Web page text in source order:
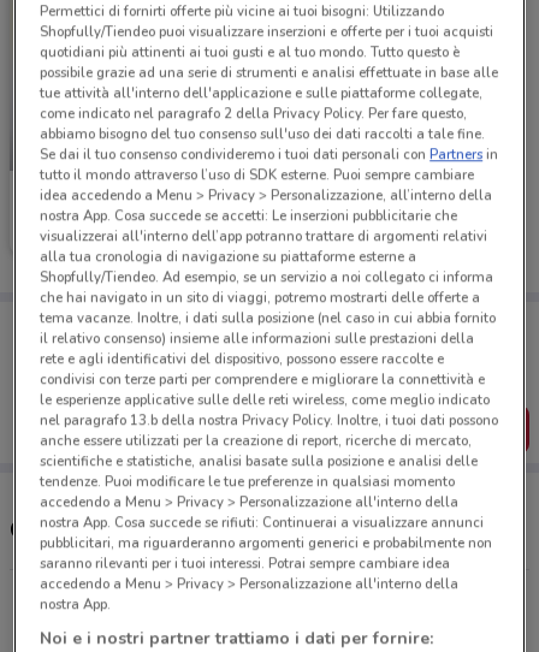
-1 GIORNO
Conad
Scade domani 3.2 km
Porta DoveConviene sempre con te!
Puoi trovare le migliori offerte dei negozi vicino a te,
salvarle e creare la tua lista del risparmio, comodamente
dal tuo cellulare.
SCARICA L’APP
Orari e Negozi Conad
Viale Santa Panagia, 238 Siracusa
3.2 km
APERTO
Permettici di fornirti offerte più vicine ai tuoi bisogni: Utilizzando
Shopfully/Tiendeo puoi visualizzare inserzioni e offerte per i tuoi acquisti
quotidiani più attinenti ai tuoi gusti e al tuo mondo. Tutto questo è
possibile grazie ad una serie di strumenti e analisi effettuate in base alle
tue attività all'interno dell'applicazione e sulle piattaforme collegate,
come indicato nel paragrafo 2 della Privacy Policy. Per fare questo,
abbiamo bisogno del tuo consenso sull'uso dei dati raccolti a tale fine.
Se dai il tuo consenso condivideremo i tuoi dati personali conPartnersin
tutto il mondo attraverso l’uso di SDK esterne. Puoi sempre cambiare
idea accedendo a Menu > Privacy > Personalizzazione, all’interno della
nostra App. Cosa succede se accetti: Le inserzioni pubblicitarie che
visualizzerai all'interno dell’app potranno trattare di argomenti relativi
alla tua cronologia di navigazione su piattaforme esterne a
Shopfully/Tiendeo. Ad esempio, se un servizio a noi collegato ci informa
che hai navigato in un sito di viaggi, potremo mostrarti delle offerte a
tema vacanze. Inoltre, i dati sulla posizione (nel caso in cui abbia fornito
il relativo consenso) insieme alle informazioni sulle prestazioni della
rete e agli identificativi del dispositivo, possono essere raccolte e
condivisi con terze parti per comprendere e migliorare la connettività e
le esperienze applicative sulle delle reti wireless, come meglio indicato
nel paragrafo 13.b della nostra Privacy Policy. Inoltre, i tuoi dati possono
anche essere utilizzati per la creazione di report, ricerche di mercato,
scientifiche e statistiche, analisi basate sulla posizione e analisi delle
tendenze. Puoi modificare le tue preferenze in qualsiasi momento
accedendo a Menu > Privacy > Personalizzazione all'interno della
nostra App. Cosa succede se rifiuti: Continuerai a visualizzare annunci
pubblicitari, ma riguarderanno argomenti generici e probabilmente non
saranno rilevanti per i tuoi interessi. Potrai sempre cambiare idea
accedendo a Menu > Privacy > Personalizzazione all'interno della
nostra App.
Noi e i nostri partner trattiamo i dati per fornire: